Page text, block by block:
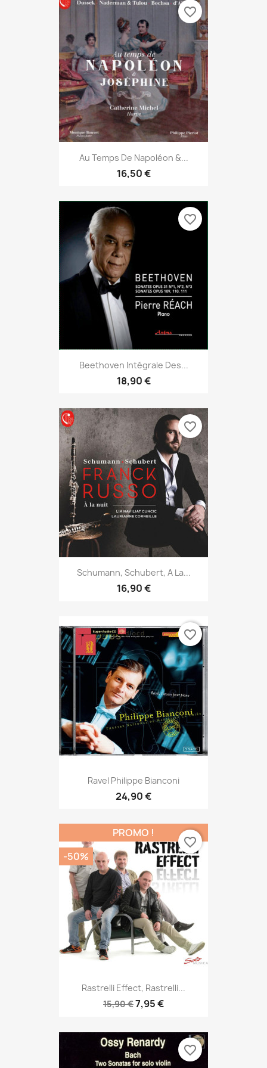
Au Temps De Napoléon &...
16,50 €
favorite_border
Beethoven Intégrale Des...
18,90 €
favorite_border
Schumann, Schubert, A La...
16,90 €
favorite_border
Ravel Philippe Bianconi
24,90 €
favorite_border
Rastrelli Effect, Rastrelli...
15,90 €7,95 €
PROMO !
-50%
favorite_border
favorite_border